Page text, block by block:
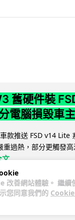
改善網站體驗。 繼續
您同意我們的
舊硬件裝
電腦損毀車
款推送 FSD v14 Lite
重過熱，部分更觸發
文
分享